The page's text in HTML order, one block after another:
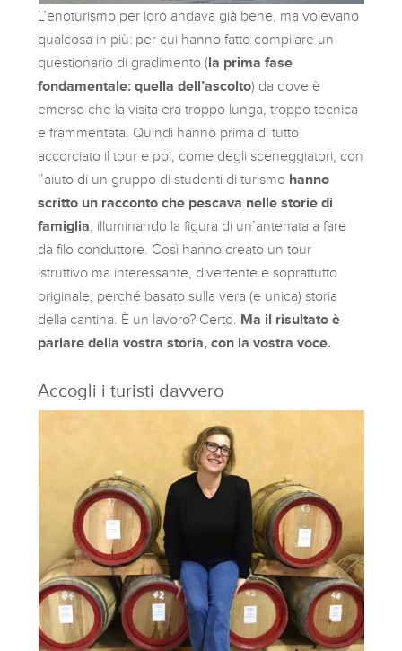
L’enoturismo per loro andava già bene, ma volevano
qualcosa in più: per cui hanno fatto compilare un
questionario di gradimento (la prima fase
fondamentale: quella dell’ascolto) da dove è
emerso che la visita era troppo lunga, troppo tecnica
e frammentata. Quindi hanno prima di tutto
accorciato il tour e poi, come degli sceneggiatori, con
l’aiuto di un gruppo di studenti di turismo hanno
scritto un racconto che pescava nelle storie di
famiglia , illuminando la figura di un’antenata a fare
da filo conduttore. Così hanno creato un tour
istruttivo ma interessante, divertente e soprattutto
originale, perché basato sulla vera (e unica) storia
della cantina. È un lavoro? Certo. Ma il risultato è
parlare della vostra storia, con la vostra voce.
Accogli i turisti davvero